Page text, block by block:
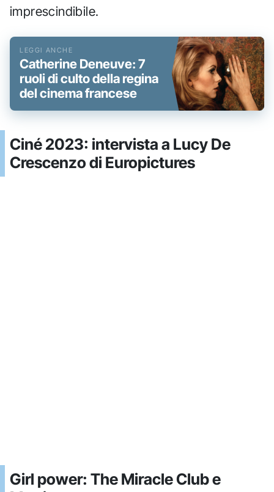
imprescindibile.
Catherine Deneuve: 7
ruoli di culto della regina
del cinema francese
Ciné 2023: intervista a Lucy De
Crescenzo di Europictures
Girl power: The Miracle Club e